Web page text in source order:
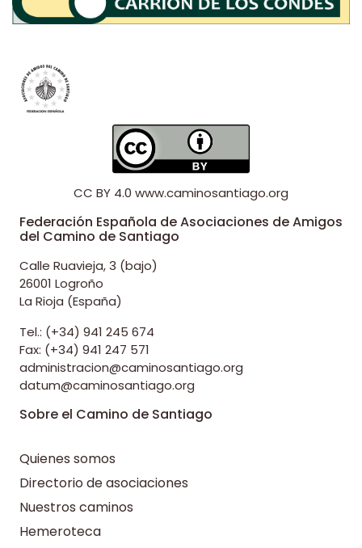
CC BY 4.0 www.caminosantiago.org
Federación Española de Asociaciones de Amigos
del Camino de Santiago
Calle Ruavieja, 3 (bajo)
26001 Logroño
La Rioja (España)
Tel.: (+34) 941 245 674
Fax: (+34) 941 247 571
administracion@caminosantiago.org
datum@caminosantiago.org
Sobre el Camino de Santiago
Quienes somos
Directorio de asociaciones
Nuestros caminos
Hemeroteca